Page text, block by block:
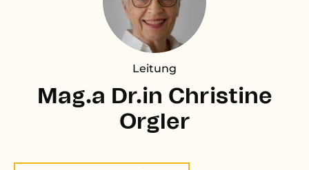
Leitung
Mag.a Dr.in Christine
Orgler